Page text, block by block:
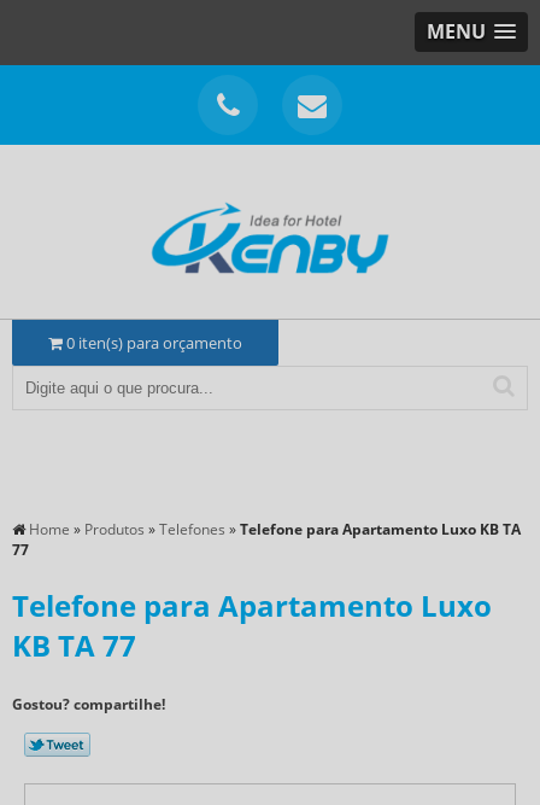
MENU
0 iten(s) para orçamento
Home » Produtos »Telefones »Telefone para Apartamento Luxo KB TA
77
Telefone para Apartamento Luxo
KB TA 77
Gostou? compartilhe!